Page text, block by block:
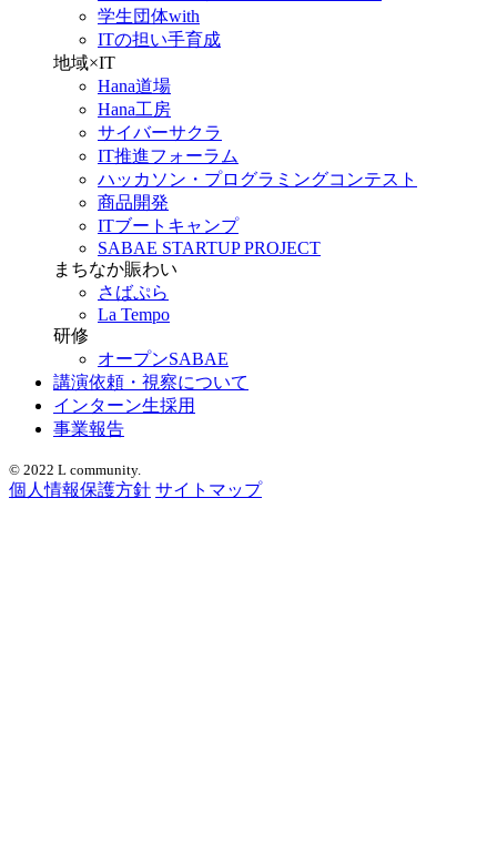
学生団体with
ITの担い手育成
地域×IT
Hana道場
Hana工房
サイバーサクラ
IT推進フォーラム
ハッカソン・プログラミングコンテスト
商品開発
ITブートキャンプ
SABAE STARTUP PROJECT
まちなか賑わい
さばぷら
La Tempo
研修
オープンSABAE
講演依頼・視察について
インターン生採用
事業報告
© 2022 L community.
個人情報保護方針 サイトマップ